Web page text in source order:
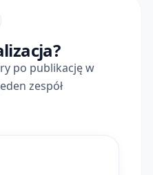
po publikację w
zespół